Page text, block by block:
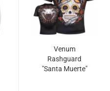
Venum
Rashguard
"Santa Muerte"